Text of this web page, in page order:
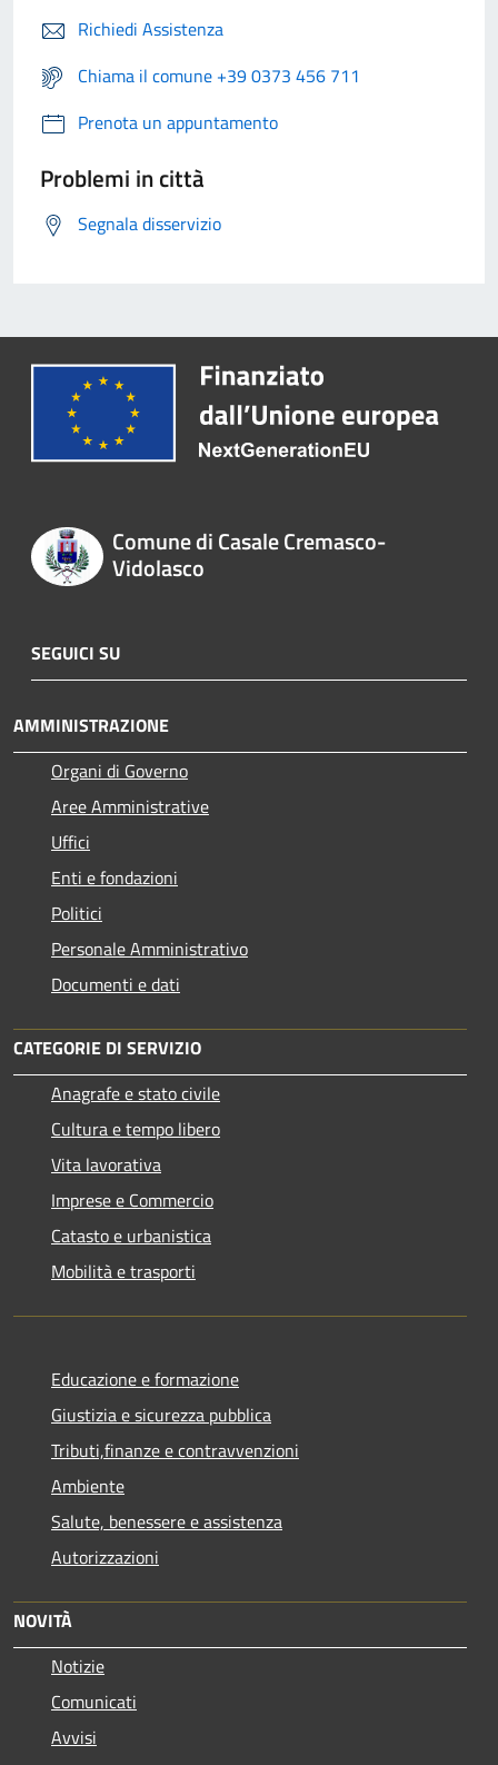
Richiedi Assistenza
Chiama il comune +39 0373 456 711
Prenota un appuntamento
Problemi in città
Segnala disservizio
Comune di Casale Cremasco-
Vidolasco
SEGUICI SU
AMMINISTRAZIONE
Organi di Governo
Aree Amministrative
Uffici
Enti e fondazioni
Politici
Personale Amministrativo
Documenti e dati
CATEGORIE DI SERVIZIO
Anagrafe e stato civile
Cultura e tempo libero
Vita lavorativa
Imprese e Commercio
Catasto e urbanistica
Mobilità e trasporti
Educazione e formazione
Giustizia e sicurezza pubblica
Tributi,finanze e contravvenzioni
Ambiente
Salute, benessere e assistenza
Autorizzazioni
NOVITÀ
Notizie
Comunicati
Avvisi